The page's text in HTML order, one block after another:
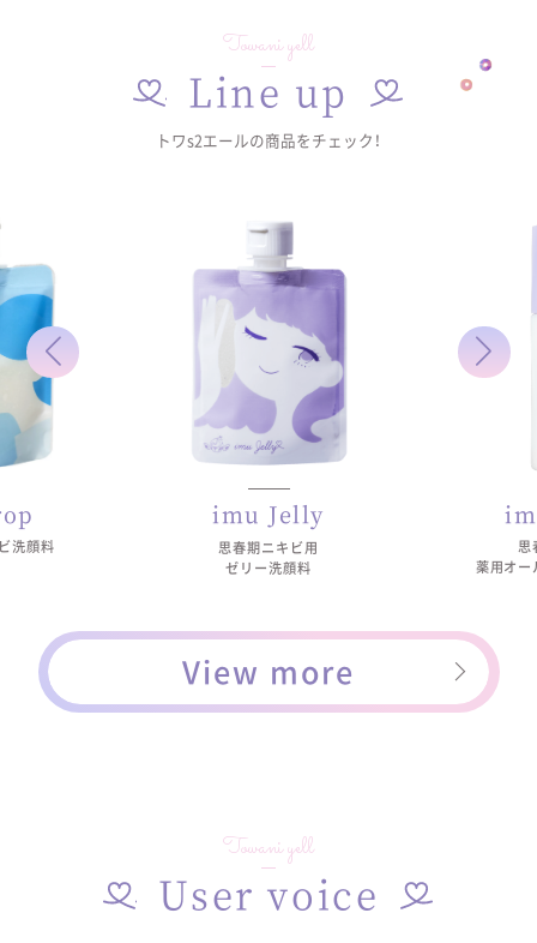
Towani yell
Line up
トワs2エールの商品をチェック！
洗顔料
imu Jelly
思春期ニキビ用
ゼリー洗顔料
思
薬用オ
View more
Towani yell
User voice